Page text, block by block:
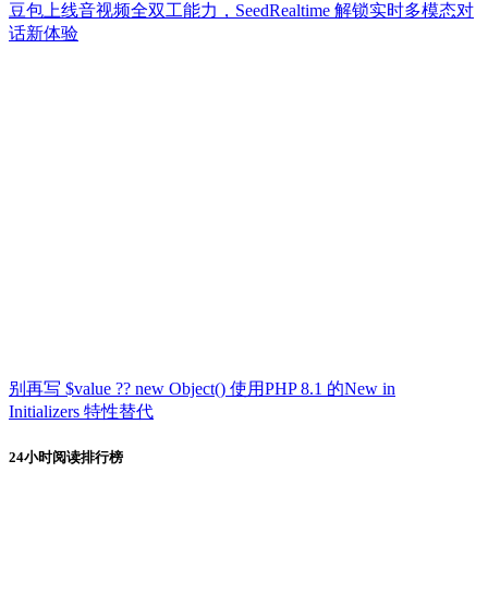
豆包上线音视频全双工能力，SeedRealtime 解锁实时多模态对
话新体验
别再写 $value ?? new Object() 使用PHP 8.1 的New in
Initializers 特性替代
24小时阅读排行榜